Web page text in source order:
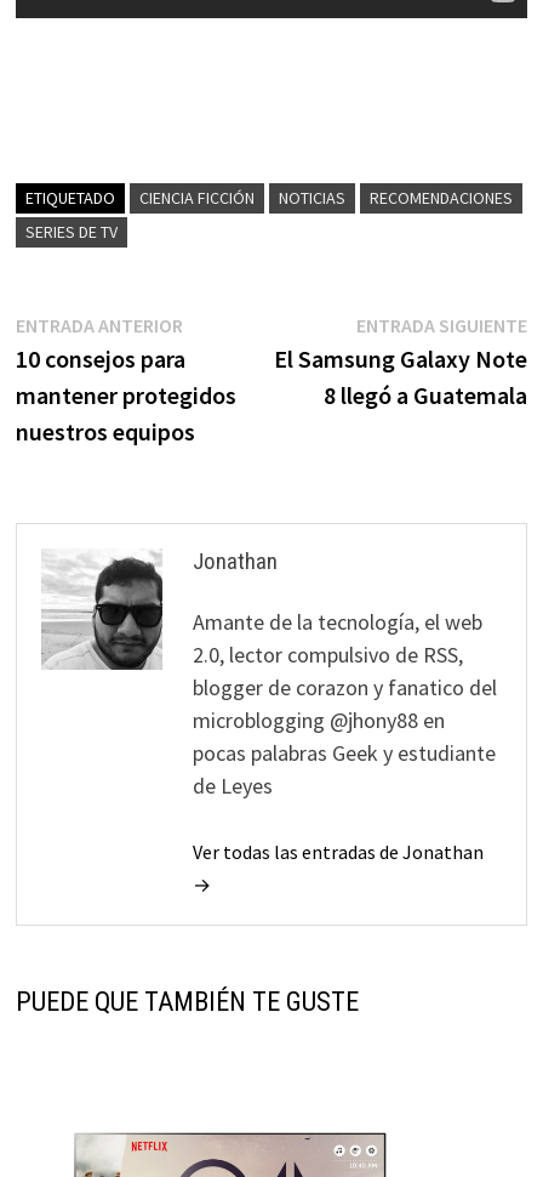
ETIQUETADO CIENCIA FICCIÓN NOTICIAS
RECOMENDACIONES
SERIES DE TV
Navegación
de
entradas
ENTRADA ANTERIOREntrada
anterior:
10 consejos para
mantener protegidos
nuestros equipos
ENTRADA SIGUIENTE
El Samsung Galaxy Note
8 llegó a Guatemala
Jonathan
Amante de la tecnología, el web
2.0, lector compulsivo de RSS,
blogger de corazon y fanatico del
microblogging @jhony88 en
pocas palabras Geek y estudiante
de Leyes
Ver todas las entradas de Jonathan
→
PUEDE QUE TAMBIÉN TE GUSTE